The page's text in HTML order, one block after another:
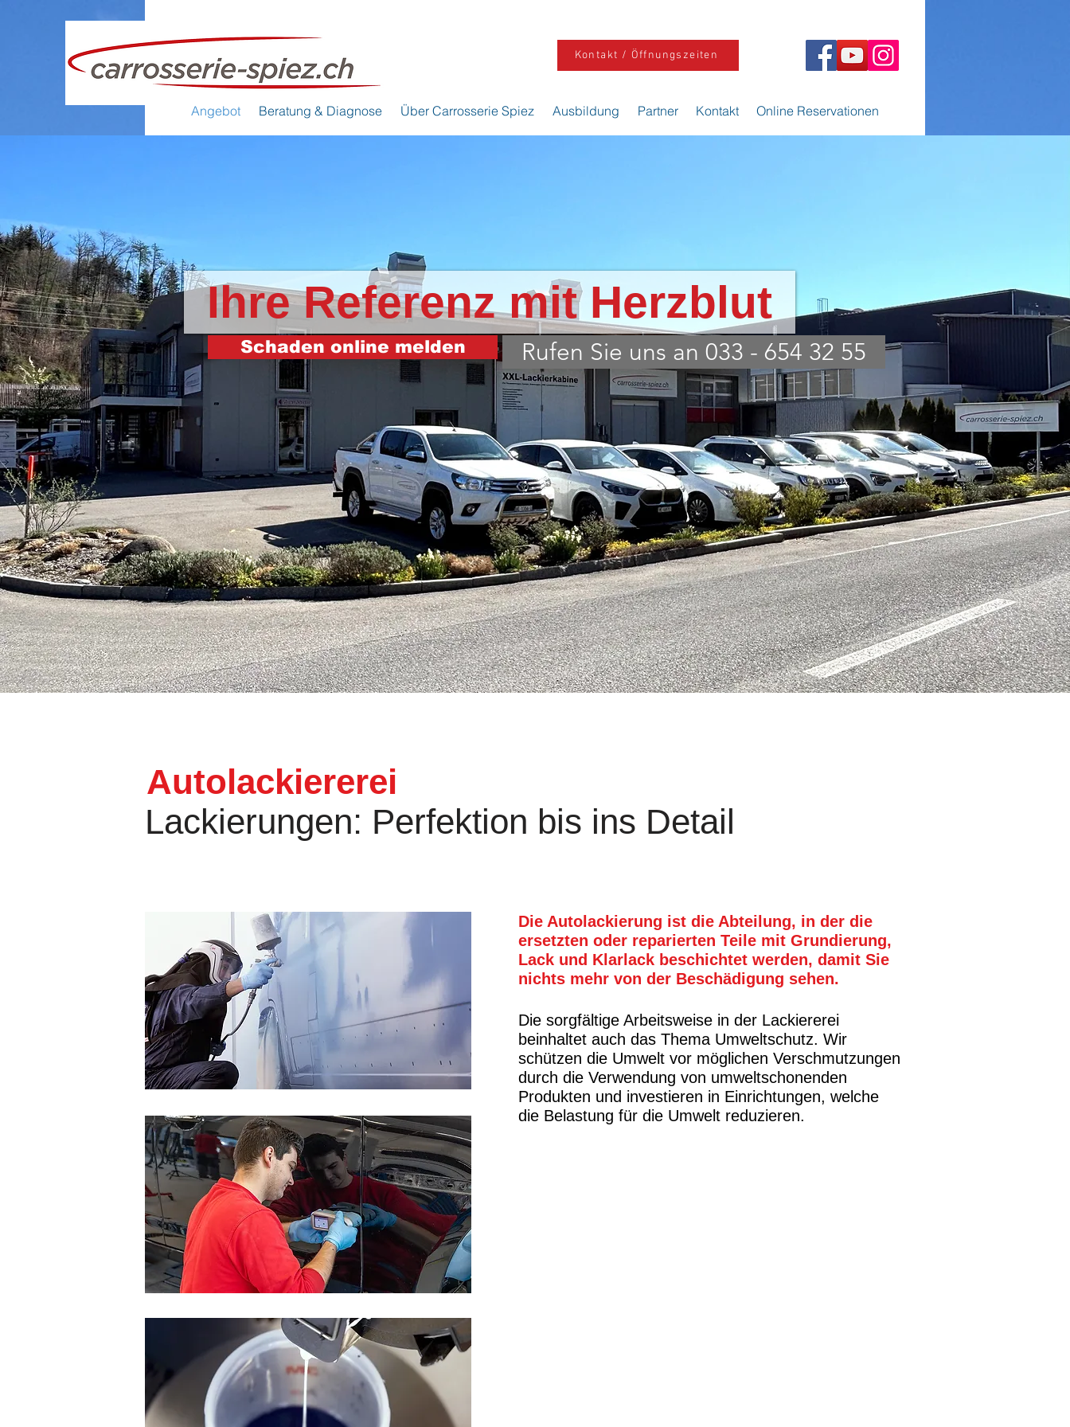
Angebot Beratung & Diagnose Über Carrosserie Spiez Ausbildung Partner Kontakt Online Reservationen
Kontakt / Öffnungszeiten
Ihre Referenz mit Herzblut
Schaden online melden Rufen Sie uns an 033 - 654 32 55
Lackierungen: Perfektion bis ins Detail
Autolackiererei
Die Autolackierung ist die Abteilung, in der die
ersetzten oder reparierten Teile mit Grundierung,
Lack und Klarlack beschichtet werden, damit Sie
nichts mehr von der Beschädigung sehen.
Die sorgfältige Arbeitsweise in der Lackiererei
beinhaltet auch das Thema Umweltschutz. Wir
schützen die Umwelt vor möglichen Verschmutzungen
durch die Verwendung von umweltschonenden
Produkten und investieren in Einrichtungen, welche
die Belastung für die Umwelt reduzieren.